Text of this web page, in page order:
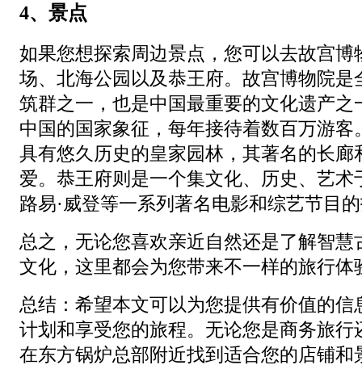
4、景点
如果您想探索周边景点，您可以去故宫博
场、北海公园以及恭王府。故宫博物院是
筑群之一，也是中国最重要的文化遗产之
中国的国家象征，每年接待着数百万游客
具有悠久历史的皇家园林，其著名的长廊
爱。恭王府则是一个集文化、历史、艺术
路易·威登等一系列著名电影和综艺节目
总之，无论您喜欢亲近自然还是了解智慧
文化，这里都会为您带来不一样的旅行体
总结：希望本文可以为您提供有价值的信
计划和享受您的旅程。无论您是商务旅行
在东方锅炉总部附近找到适合您的店铺和